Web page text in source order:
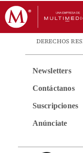
DERECHOS
Newsletters
Contáctanos
Suscripciones
Anúnciate